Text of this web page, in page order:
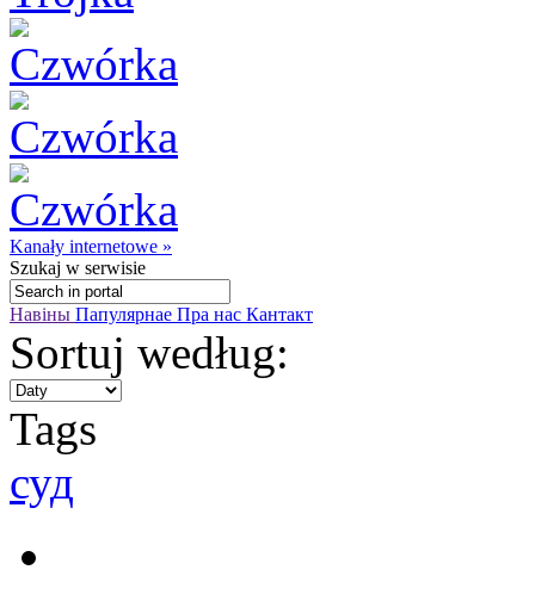
Kanały internetowe »
Szukaj w serwisie
Навіны Папулярнае Пра нас Кантакт
Sortuj według:
Tags
суд